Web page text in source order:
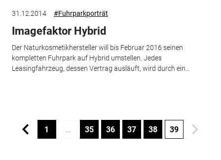
31.12.2014 #Fuhrparkporträt
Imagefaktor Hybrid
Der Naturkosmetikhersteller will bis Februar 2016 seinen
kompletten Fuhrpark auf Hybrid umstellen. Jedes
Leasingfahrzeug, dessen Vertrag ausläuft, wird durch ein...
1 … 35 36 37 38 39